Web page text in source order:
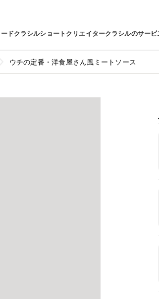
ドクラシルショートクリエイタークラシルのサービ
ウチの定番・洋食屋さん風ミートソース